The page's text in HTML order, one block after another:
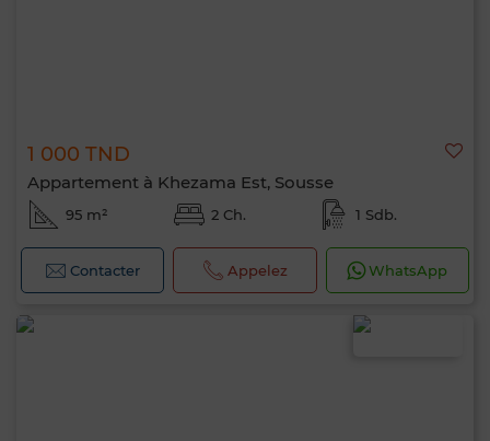
1 000 TND
Appartement à Khezama Est, Sousse
95 m² 2 Ch. 1 Sdb.
Contacter Appelez WhatsApp